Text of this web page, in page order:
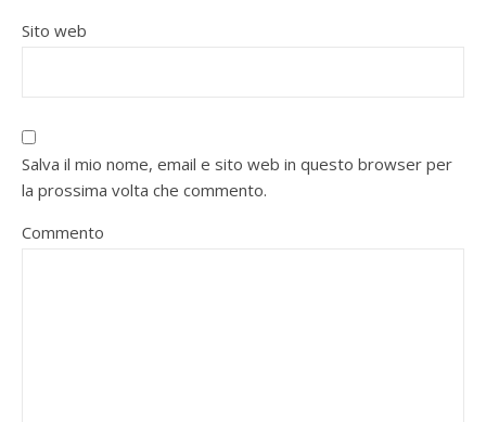
Sito web
Salva il mio nome, email e sito web in questo browser per
la prossima volta che commento.
Commento